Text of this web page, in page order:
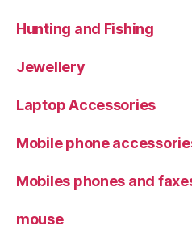
Hunting and Fishing
Jewellery
Laptop Accessories
Mobile phone
Mobiles phones and
mouse